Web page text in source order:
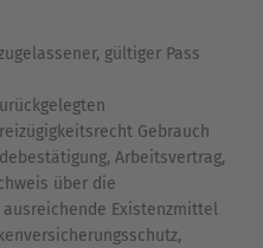
gültiger Pass
Gebrauch
Arbeitsvertrag,
über die
Existenzmittel